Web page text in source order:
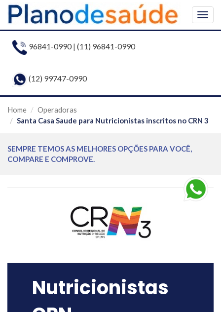
96841-0990| (11) 96841-0990
(12) 99747-0990
Home
Operadoras
Santa Casa Saude para Nutricionistas inscritos no CRN 3
SEMPRE TEMOS AS MELHORES OPÇÕES PARA VOCÊ,
COMPARE E COMPROVE.
Nutricionistas